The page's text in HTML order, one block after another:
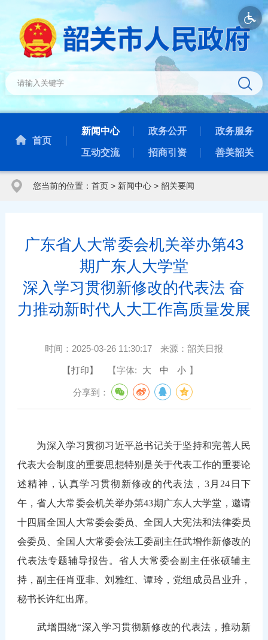
首页
新闻中心 政务公开 政务服务
互动交流 招商引资 善美韶关
您当前的位置： 首页> 新闻中心> 韶关要闻
广东省人大常委会机关举办第43
期广东人大学堂
深入学习贯彻新修改的代表法 奋
力推动新时代人大工作高质量发展
时间： 2025-03-26 11:30:17 来源： 韶关日报
【打印】 【字体: 大 中 小 】
分享到：
为深入学习贯彻习近平总书记关于坚持和完善人民
代表大会制度的重要思想特别是关于代表工作的重要论
述精神，认真学习贯彻新修改的代表法，3月24日下
午，省人大常委会机关举办第43期广东人大学堂，邀请
十四届全国人大常委会委员、全国人大宪法和法律委员
会委员、全国人大常委会法工委副主任武增作新修改的
代表法专题辅导报告。省人大常委会副主任张硕辅主
持，副主任肖亚非、刘雅红、谭玲，党组成员吕业升，
秘书长许红出席。
武增围绕“深入学习贯彻新修改的代表法，推动新